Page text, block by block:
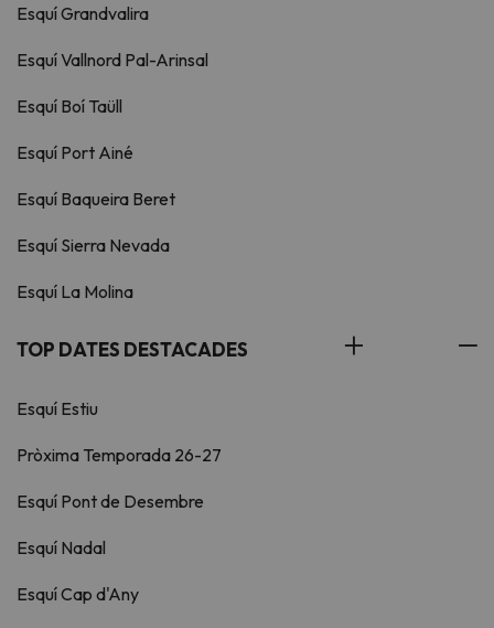
Esquí Grandvalira
Esquí Vallnord Pal-Arinsal
Esquí Boí Taüll
Esquí Port Ainé
Esquí Baqueira Beret
Esquí Sierra Nevada
Esquí La Molina
TOP DATES DESTACADES
Esquí Estiu
Pròxima Temporada 26-27
Esquí Pont de Desembre
Esquí Nadal
Esquí Cap d'Any